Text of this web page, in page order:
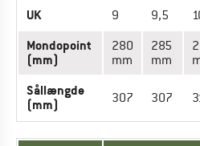
UK 9 9,5
Mondopoint
(mm)
280
mm
285
mm
Sållængde
(mm)
307 307